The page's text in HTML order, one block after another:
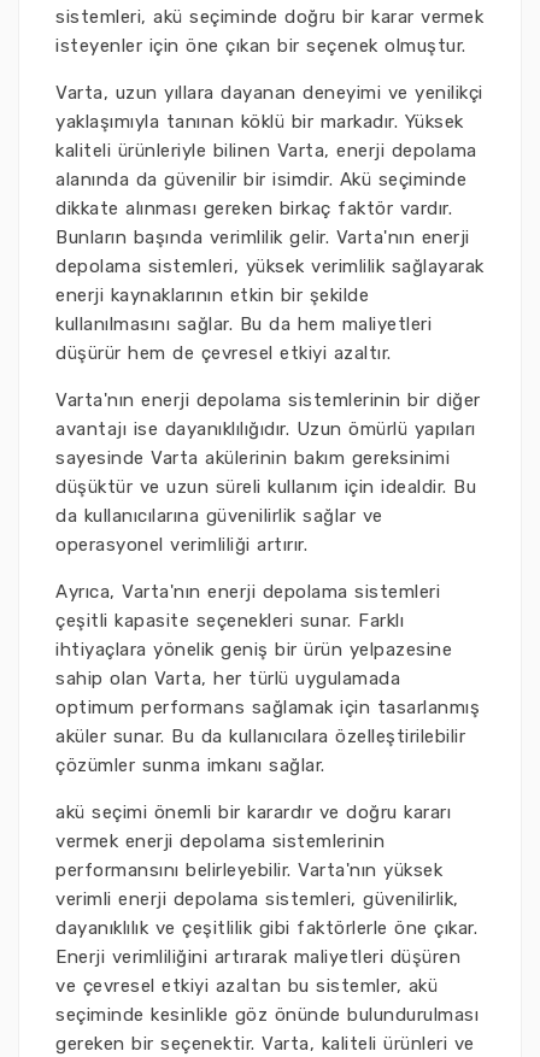
sistemleri, akü seçiminde doğru bir karar vermek
isteyenler için öne çıkan bir seçenek olmuştur.
Varta, uzun yıllara dayanan deneyimi ve yenilikçi
yaklaşımıyla tanınan köklü bir markadır. Yüksek
kaliteli ürünleriyle bilinen Varta, enerji depolama
alanında da güvenilir bir isimdir. Akü seçiminde
dikkate alınması gereken birkaç faktör vardır.
Bunların başında verimlilik gelir. Varta'nın enerji
depolama sistemleri, yüksek verimlilik sağlayarak
enerji kaynaklarının etkin bir şekilde
kullanılmasını sağlar. Bu da hem maliyetleri
düşürür hem de çevresel etkiyi azaltır.
Varta'nın enerji depolama sistemlerinin bir diğer
avantajı ise dayanıklılığıdır. Uzun ömürlü yapıları
sayesinde Varta akülerinin bakım gereksinimi
düşüktür ve uzun süreli kullanım için idealdir. Bu
da kullanıcılarına güvenilirlik sağlar ve
operasyonel verimliliği artırır.
Ayrıca, Varta'nın enerji depolama sistemleri
çeşitli kapasite seçenekleri sunar. Farklı
ihtiyaçlara yönelik geniş bir ürün yelpazesine
sahip olan Varta, her türlü uygulamada
optimum performans sağlamak için tasarlanmış
aküler sunar. Bu da kullanıcılara özelleştirilebilir
çözümler sunma imkanı sağlar.
akü seçimi önemli bir karardır ve doğru kararı
vermek enerji depolama sistemlerinin
performansını belirleyebilir. Varta'nın yüksek
verimli enerji depolama sistemleri, güvenilirlik,
dayanıklılık ve çeşitlilik gibi faktörlerle öne çıkar.
Enerji verimliliğini artırarak maliyetleri düşüren
ve çevresel etkiyi azaltan bu sistemler, akü
seçiminde kesinlikle göz önünde bulundurulması
gereken bir seçenektir. Varta, kaliteli ürünleri ve